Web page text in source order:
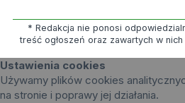
* Redakcja nie ponosi
treść ogłoszeń oraz zawartych w
Ustawienia cookies
Używamy plików cookies
na stronie i poprawy jej działania.